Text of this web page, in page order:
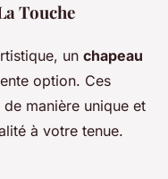
Touche
un chapeau
option. Ces
manière unique et
à votre tenue.